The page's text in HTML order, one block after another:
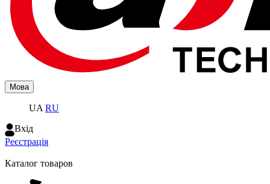
Мова
UA RU
Вхiд
Реєстрація
Каталог товаров